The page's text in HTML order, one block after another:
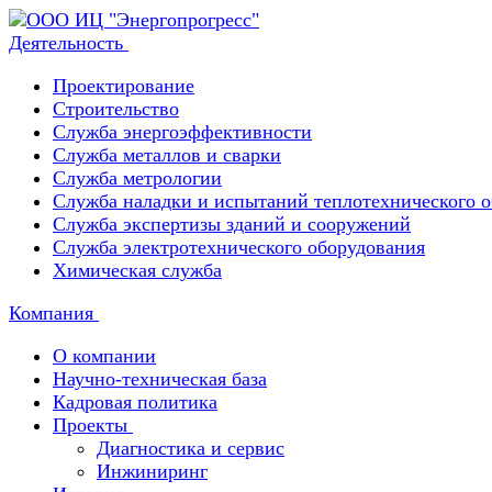
Деятельность
Проектирование
Строительство
Служба энергоэффективности
Служба металлов и сварки
Служба метрологии
Служба наладки и испытаний теплотехнического
Служба экспертизы зданий и сооружений
Служба электротехнического оборудования
Химическая служба
Компания
О компании
Научно-техническая база
Кадровая политика
Проекты
Диагностика и сервис
Инжиниринг